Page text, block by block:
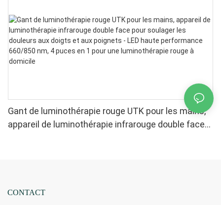
Gant de luminothérapie rouge UTK pour les mains,
appareil de luminothérapie infrarouge double face
CONTACT